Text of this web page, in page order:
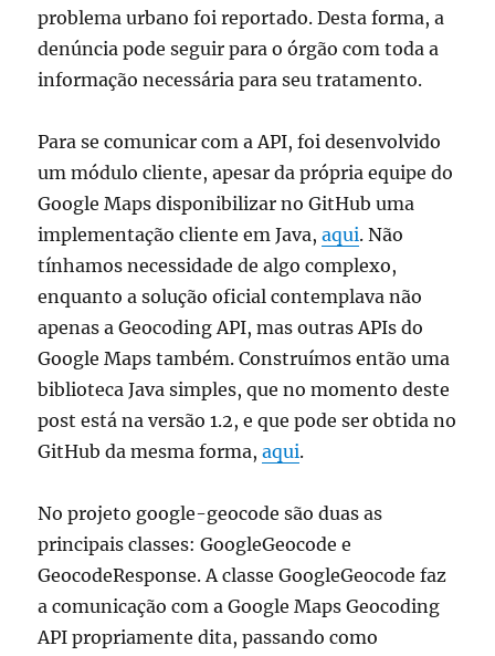
problema urbano foi reportado. Desta forma, a
denúncia pode seguir para o órgão com toda a
informação necessária para seu tratamento.
Para se comunicar com a API, foi desenvolvido
um módulo cliente, apesar da própria equipe do
Google Maps disponibilizar no GitHub uma
implementação cliente em Java,aqui. Não
tínhamos necessidade de algo complexo,
enquanto a solução oficial contemplava não
apenas a Geocoding API, mas outras APIs do
Google Maps também. Construímos então uma
biblioteca Java simples, que no momento deste
post está na versão 1.2, e que pode ser obtida no
GitHub da mesma forma,aqui.
No projeto google-geocode são duas as
principais classes: GoogleGeocode e
GeocodeResponse. A classe GoogleGeocode faz
a comunicação com a Google Maps Geocoding
API propriamente dita, passando como